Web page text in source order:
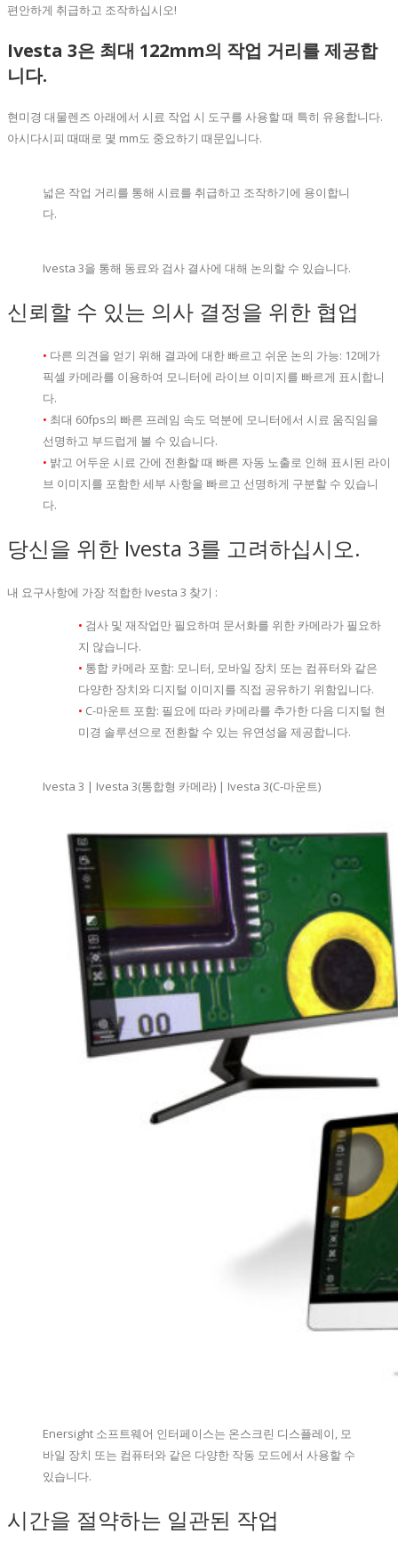
편안하게 취급하고 조작하십시오!
Ivesta 3은 최대 122mm의 작업 거리를 제공합
니다.
현미경 대물렌즈 아래에서 시료 작업 시 도구를 사용할 때 특히 유용합니다.
아시다시피 때때로 몇 mm도 중요하기 때문입니다.
넓은 작업 거리를 통해 시료를 취급하고 조작하기에 용이합니
다.
Ivesta 3을 통해 동료와 검사 결사에 대해 논의할 수 있습니다.
신뢰할 수 있는 의사 결정을 위한 협업
• 다른 의견을 얻기 위해 결과에 대한 빠르고 쉬운 논의 가능: 12메가
픽셀 카메라를 이용하여 모니터에 라이브 이미지를 빠르게 표시합니
다.
• 최대 60fps의 빠른 프레임 속도 덕분에 모니터에서 시료 움직임을
선명하고 부드럽게 볼 수 있습니다.
• 밝고 어두운 시료 간에 전환할 때 빠른 자동 노출로 인해 표시된 라이
브 이미지를 포함한 세부 사항을 빠르고 선명하게 구분할 수 있습니
다.
당신을 위한 Ivesta 3를 고려하십시오.
내 요구사항에 가장 적합한 Ivesta 3 찾기 :
• 검사 및 재작업만 필요하며 문서화를 위한 카메라가 필요하
지 않습니다.
• 통합 카메라 포함: 모니터, 모바일 장치 또는 컴퓨터와 같은
다양한 장치와 디지털 이미지를 직접 공유하기 위함입니다.
• C-마운트 포함: 필요에 따라 카메라를 추가한 다음 디지털 현
미경 솔루션으로 전환할 수 있는 유연성을 제공합니다.
Ivesta 3 | Ivesta 3(통합형 카메라) | Ivesta 3(C-마운트)
Enersight 소프트웨어 인터페이스는 온스크린 디스플레이, 모
바일 장치 또는 컴퓨터와 같은 다양한 작동 모드에서 사용할 수
있습니다.
시간을 절약하는 일관된 작업